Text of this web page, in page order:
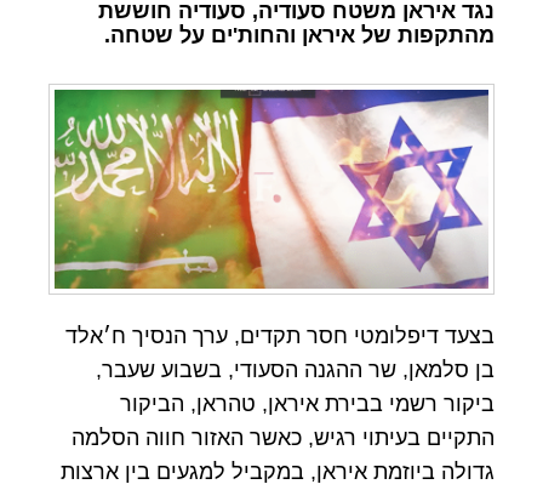
נגד איראן משטח סעודיה, סעודיה חוששת
מהתקפות של איראן והחות'ים על שטחה.
בצעד דיפלומטי חסר תקדים, ערך הנסיך ח׳אלד
בן סלמאן, שר ההגנה הסעודי, בשבוע שעבר,
ביקור רשמי בבירת איראן, טהראן, הביקור
התקיים בעיתוי רגיש, כאשר האזור חווה הסלמה
גדולה ביוזמת איראן, במקביל למגעים בין ארצות